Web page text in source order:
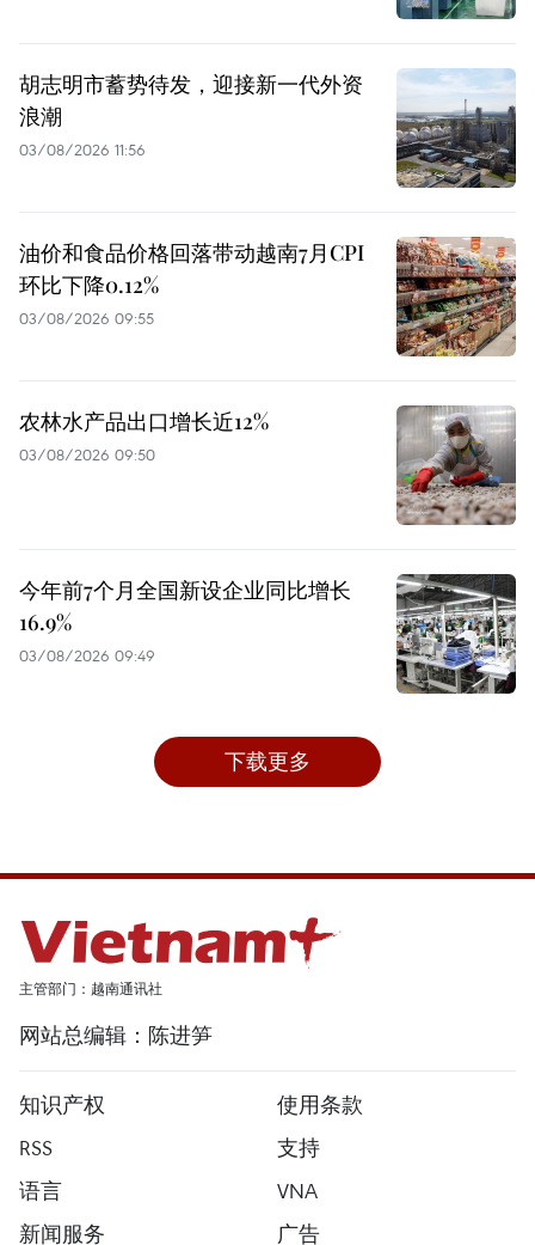
胡志明市蓄势待发，迎接新一代外资
浪潮
03/08/2026 11:56
油价和食品价格回落带动越南7月CPI
环比下降0.12%
03/08/2026 09:55
农林水产品出口增长近12%
03/08/2026 09:50
今年前7个月全国新设企业同比增长
16.9%
03/08/2026 09:49
下载更多
主管部门：越南通讯社
网站总编辑：陈进笋
知识产权
使用条款
RSS
支持
语言
VNA
新闻服务
广告